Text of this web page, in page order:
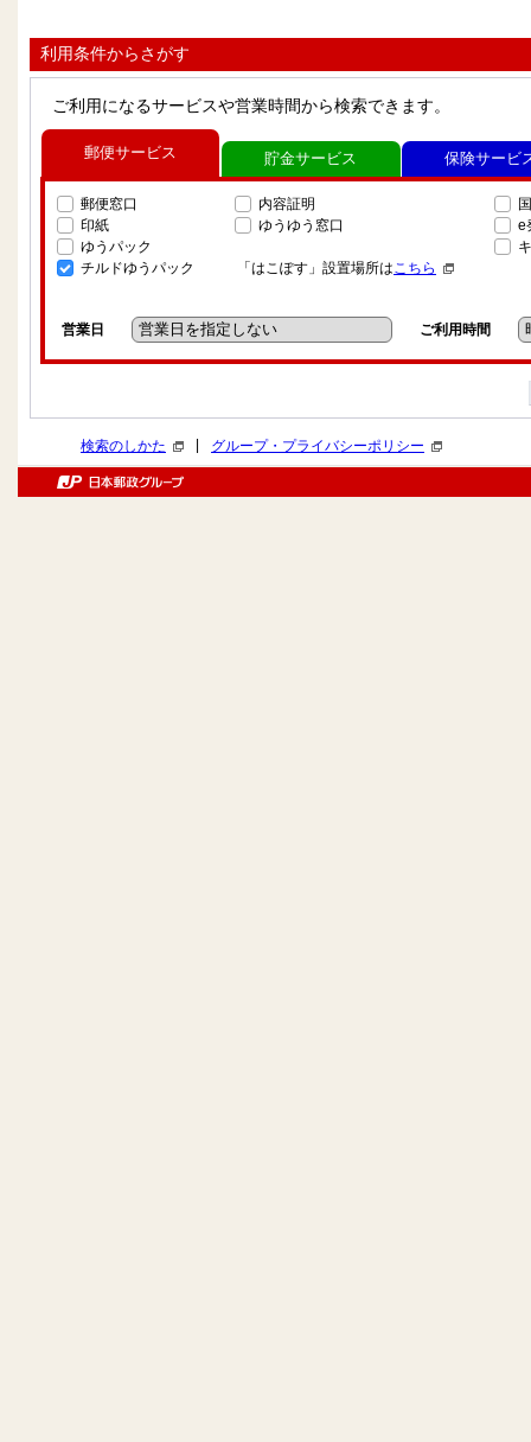
利用条件からさがす
ご利用になるサービスや営業時間から検索できます。
郵便サービス
郵便窓口
印紙
ゆうパック
チルドゆうパック
内容証明
ゆうゆう窓口
「はこぽす」設置場所はこちら
e
営業日 ご利用時間
貯金サービス 保険サービ
検索のしかた グループ・プライバシーポリシー